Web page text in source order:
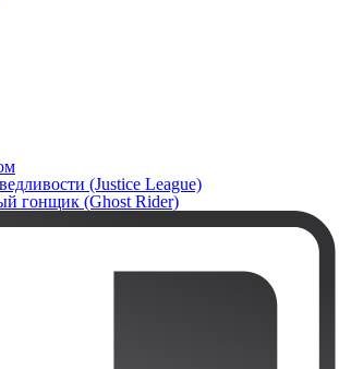
(Justice League)
гонщик (Ghost Rider)